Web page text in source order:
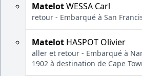
MatelotWESSA Carl
retour - Embarqué à San
Matelot HASPOT Olivier
aller et retour - Embarqué à
1902 à destination de Cape